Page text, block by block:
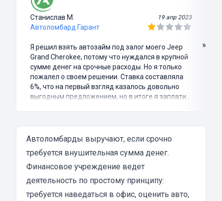
Станислав М. 19 апр 2023
Автоломбард Гарант
Я решил взять автозайм под залог моего Jeep
Grand Cherokee, потому что нуждался в крупной
сумме денег на срочные расходы. Но я только
пожалел о своем решении. Ставка составляла
6%, что на первый взгляд казалось довольно
выгодным предложением, но в итоге я заплатил
затянутым и занял много времени и усилий.
Никакого профессионализма и
Разочарование и раздражение - это все, что я
испытал в результате этого кредита...
»
Автоломбарды выручают, если срочно
требуется внушительная сумма денег.
Финансовое учреждение ведет
деятельность по простому принципу:
требуется наведаться в офис, оценить авто,